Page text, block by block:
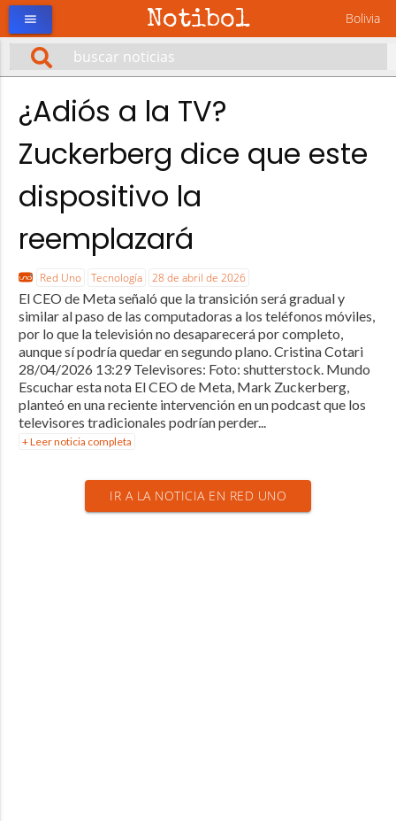
Notibol Bolivia
menu
¿Adiós a la TV?
Zuckerberg dice que este
dispositivo la
reemplazará
Red Uno Tecnología 28 de abril de 2026
El CEO de Meta señaló que la transición será gradual y
similar al paso de las computadoras a los teléfonos móviles,
por lo que la televisión no desaparecerá por completo,
aunque sí podría quedar en segundo plano. Cristina Cotari
28/04/2026 13:29 Televisores: Foto: shutterstock. Mundo
Escuchar esta nota El CEO de Meta, Mark Zuckerberg,
planteó en una reciente intervención en un podcast que los
televisores tradicionales podrían perder...
+ Leer noticia completa
IR A LA NOTICIA EN RED UNO